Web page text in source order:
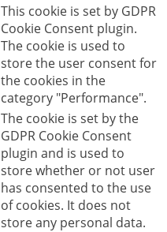
This cookie is set by GDPR
Cookie Consent plugin.
The cookie is used to
store the user consent for
the cookies in the
category "Performance".
The cookie is set by the
GDPR Cookie Consent
plugin and is used to
store whether or not user
has consented to the use
of cookies. It does not
store any personal data.